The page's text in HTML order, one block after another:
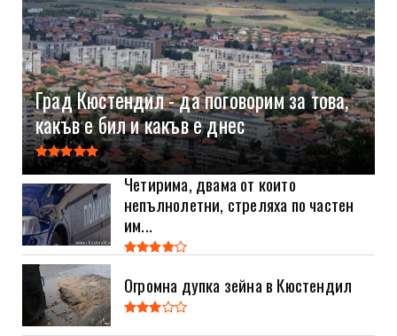
Град Кюстендил - да поговорим за това,
какъв е бил и какъв е днес
Четирима, двама от които
непълнолетни, стреляха по частен
им...
Огромна дупка зейна в Кюстендил